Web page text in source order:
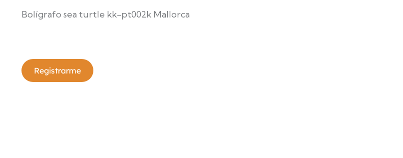
Bolígrafo sea turtle kk-pt002k Mallorca
Registrarme